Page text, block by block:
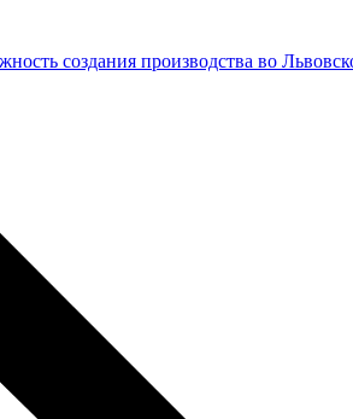
создания производства во